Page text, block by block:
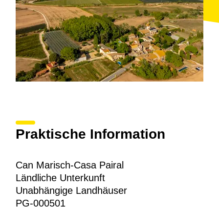
Praktische Information
Can Marisch-Casa Pairal
Ländliche Unterkunft
Unabhängige Landhäuser
PG-000501